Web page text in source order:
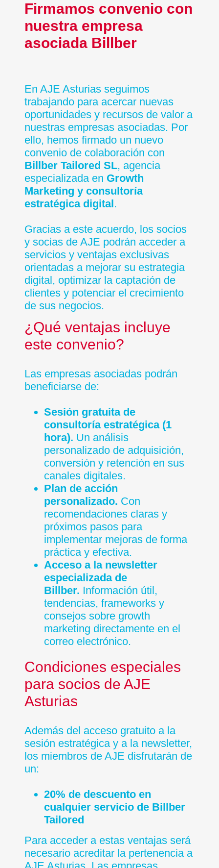
Firmamos convenio con
nuestra empresa
asociada Billber
En AJE Asturias seguimos
trabajando para acercar nuevas
oportunidades y recursos de valor a
nuestras empresas asociadas. Por
ello, hemos firmado un nuevo
convenio de colaboración con
Billber Tailored SL, agencia
especializada en Growth
Marketing y consultoría
estratégica digital.
Gracias a este acuerdo, los socios
y socias de AJE podrán acceder a
servicios y ventajas exclusivas
orientadas a mejorar su estrategia
digital, optimizar la captación de
clientes y potenciar el crecimiento
de sus negocios.
¿Qué ventajas incluye
este convenio?
Las empresas asociadas podrán
beneficiarse de:
Sesión gratuita de
consultoría estratégica (1
hora). Un análisis
personalizado de adquisición,
conversión y retención en sus
canales digitales.
Plan de acción
personalizado. Con
recomendaciones claras y
próximos pasos para
implementar mejoras de forma
práctica y efectiva.
Acceso a la newsletter
especializada de
Billber. Información útil,
tendencias, frameworks y
consejos sobre growth
marketing directamente en el
correo electrónico.
Condiciones especiales
para socios de AJE
Asturias
Además del acceso gratuito a la
sesión estratégica y a la newsletter,
los miembros de AJE disfrutarán de
un:
20% de descuento en
cualquier servicio de Billber
Tailored
Para acceder a estas ventajas será
necesario acreditar la pertenencia a